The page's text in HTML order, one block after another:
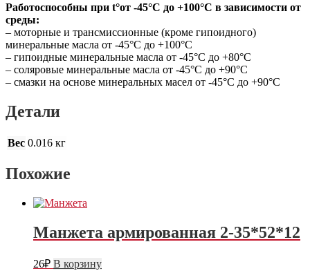
Работоспособны при t°от -45°С до +100°С в зависимости от
среды:
– моторные и трансмиссионные (кроме гипоидного)
минеральные масла от -45°С до +100°С
– гипоидные минеральные масла от -45°С до +80°С
– соляровые минеральные масла от -45°С до +90°С
– смазки на основе минеральных масел от -45°С до +90°С
Детали
Вес 0.016 кг
Похожие
Манжета армированная 2-35*52*12
26₽ В корзину